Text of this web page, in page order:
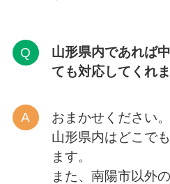
山形県内であれば
ても対応してくれ
おまかせください。
山形県内はどこで
ます。
また、南陽市以外